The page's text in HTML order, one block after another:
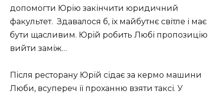
допомогти Юрію закінчити юридичний
факультет. Здавалося б, їх майбутнє світле і має
бути щасливим. Юрій робить Любі пропозицію
вийти заміж…
Після ресторану Юрій сідає за кермо машини
Люби, всупереч її проханню взяти таксі. У